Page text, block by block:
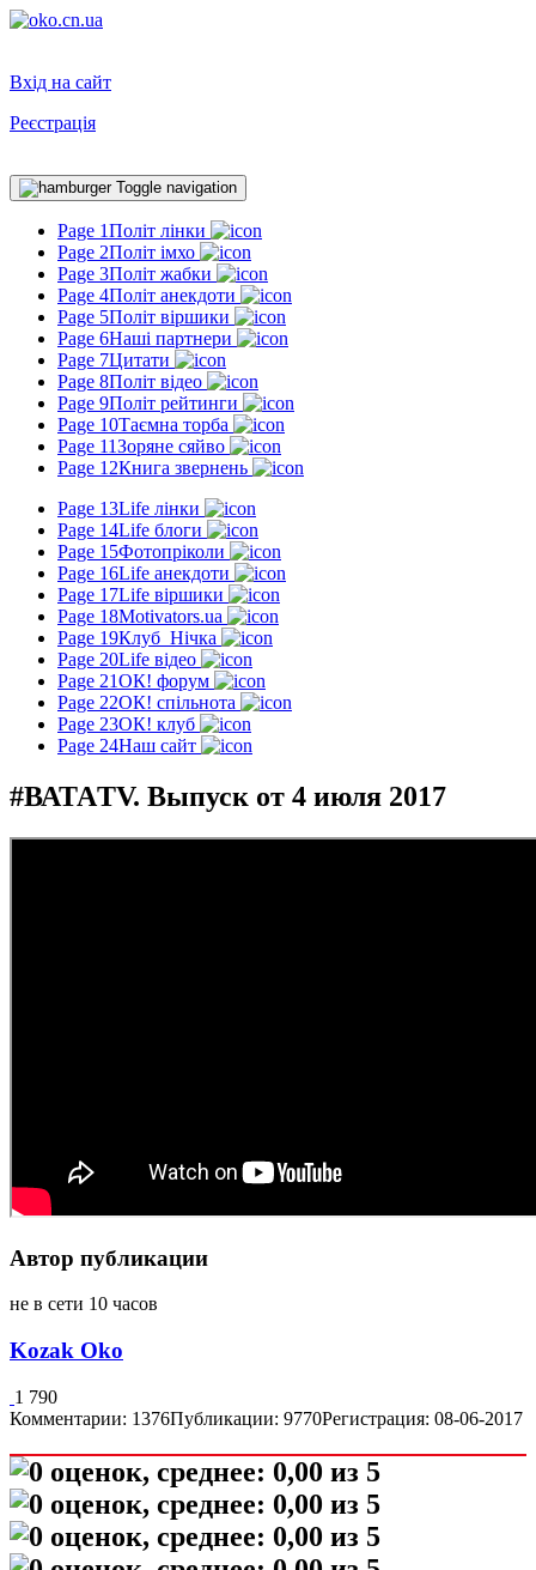
Вхід на сайт
Реєстрація
Toggle navigation
Page 1Політ лінки
Page 2Політ імхо
Page 3Політ жабки
Page 4Політ анекдоти
Page 5Політ віршики
Page 6Наші партнери
Page 7Цитати
Page 8Політ відео
Page 9Політ рейтинги
Page 10Таємна торба
Page 11Зоряне сяйво
Page 12Книга звернень
Page 13Life лінки
Page 14Life блоги
Page 15Фотопріколи
Page 16Life анекдоти
Page 17Life віршики
Page 18Motivators.ua
Page 19Клуб_Нічка
Page 20Life відео
Page 21ОК! форум
Page 22ОК! спільнота
Page 23ОК! клуб
Page 24Наш сайт
#ВАТАTV. Выпуск от 4 июля 2017
Автор публикации
не в сети 10 часов
Kozak Oko
1 790
Комментарии: 1376Публикации: 9770Регистрация: 08-06-2017